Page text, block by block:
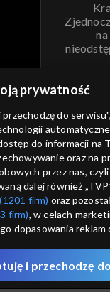
usług
prywatność
do
do informacji na
oraz na
przez nas,
dalej również
firm) oraz
firm), w celach
dopasowania reklam
a także zgody
PPID do Google.
i przechodzę